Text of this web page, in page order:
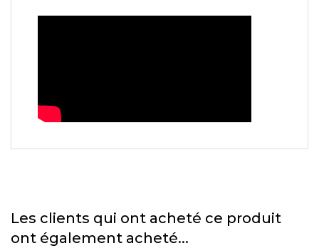
Les clients qui ont acheté ce produit
ont également acheté...